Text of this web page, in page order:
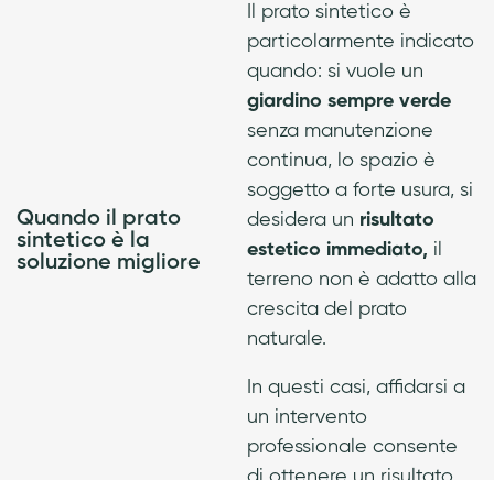
Quando il prato
sintetico è la
soluzione migliore
Il prato sintetico è
particolarmente indicato
quando: si vuole un
giardino sempre verde
senza manutenzione
continua, lo spazio è
soggetto a forte usura, si
desidera un risultato
estetico immediato, il
terreno non è adatto alla
crescita del prato
naturale.
In questi casi, affidarsi a
un intervento
professionale consente